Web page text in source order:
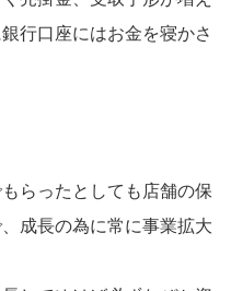
行口座にはお金を寝かさ
らったとしても店舗の保
成長の為に常に事業拡大